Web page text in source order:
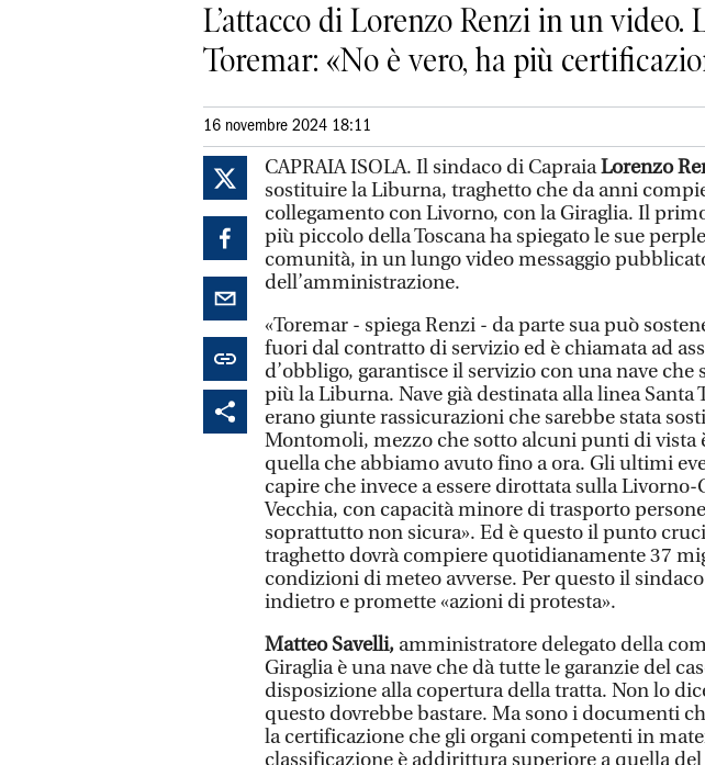
L’attacco di Lorenzo Renzi in un
Toremar: «No è vero, ha più
16 novembre 2024 18:11
CAPRAIA ISOLA. Il sindaco di CapraiaLorenzo
sostituire la Liburna, traghetto che da anni
collegamento con Livorno, con la Giraglia. Il
più piccolo della Toscana ha spiegato le sue
comunità, in un lungo video messaggio
dell’amministrazione.
«Toremar - spiega Renzi - da parte sua può
fuori dal contratto di servizio ed è chiamata ad
d’obbligo, garantisce il servizio con una nave che
più la Liburna. Nave già destinata alla linea Santa
erano giunte rassicurazioni che sarebbe stata
Montomoli, mezzo che sotto alcuni punti di vista
quella che abbiamo avuto fino a ora. Gli ultimi
capire che invece a essere dirottata sulla Livorno-
Vecchia, con capacità minore di trasporto
soprattutto non sicura». Ed è questo il punto
traghetto dovrà compiere quotidianamente 37
condizioni di meteo avverse. Per questo il
indietro e promette «azioni di protesta».
Matteo Savelli, amministratore delegato della
Giraglia è una nave che dà tutte le garanzie del
disposizione alla copertura della tratta. Non lo
questo dovrebbe bastare. Ma sono i documenti
la certificazione che gli organi competenti in
classificazione è addirittura superiore a quella